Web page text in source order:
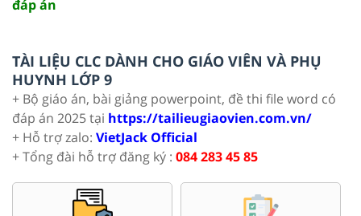
đáp án
TÀI LIỆU CLC DÀNH CHO GIÁO VIÊN VÀ PHỤ
HUYNH LỚP 9
+ Bộ giáo án, bài giảng powerpoint, đề thi file word có
đáp án 2025 tại https://tailieugiaovien.com.vn/
+ Hỗ trợ zalo: VietJack Official
+ Tổng đài hỗ trợ đăng ký : 084 283 45 85